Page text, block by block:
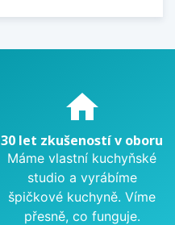
home
30 let zkušeností v oboru
Máme vlastní kuchyňské
studio a vyrábíme
špičkové kuchyně. Víme
přesně, co funguje.